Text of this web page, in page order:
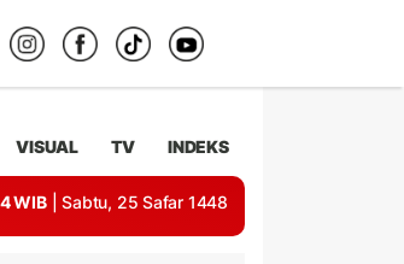
VISUAL TV INDEKS
WIB | Sabtu, 25 Safar 1448